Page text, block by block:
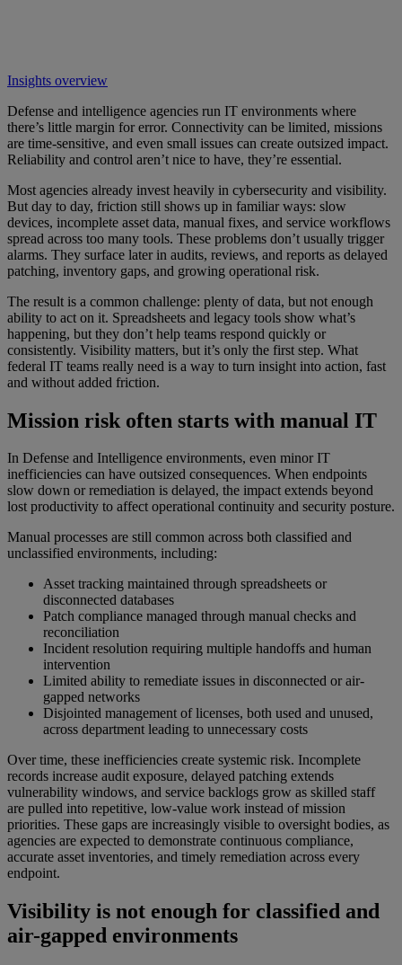
Insights overview
Defense and intelligence agencies run IT environments where
there’s little margin for error. Connectivity can be limited, missions
are time-sensitive, and even small issues can create outsized impact.
Reliability and control aren’t nice to have, they’re essential.
Most agencies already invest heavily in cybersecurity and visibility.
But day to day, friction still shows up in familiar ways: slow
devices, incomplete asset data, manual fixes, and service workflows
spread across too many tools. These problems don’t usually trigger
alarms. They surface later in audits, reviews, and reports as delayed
patching, inventory gaps, and growing operational risk.
The result is a common challenge: plenty of data, but not enough
ability to act on it. Spreadsheets and legacy tools show what’s
happening, but they don’t help teams respond quickly or
consistently. Visibility matters, but it’s only the first step. What
federal IT teams really need is a way to turn insight into action, fast
and without added friction.
Mission risk often starts with manual IT
In Defense and Intelligence environments, even minor IT
inefficiencies can have outsized consequences. When endpoints
slow down or remediation is delayed, the impact extends beyond
lost productivity to affect operational continuity and security posture.
Manual processes are still common across both classified and
unclassified environments, including:
Asset tracking maintained through spreadsheets or
disconnected databases
Patch compliance managed through manual checks and
reconciliation
Incident resolution requiring multiple handoffs and human
intervention
Limited ability to remediate issues in disconnected or air-
gapped networks
Disjointed management of licenses, both used and unused,
across department leading to unnecessary costs
Over time, these inefficiencies create systemic risk. Incomplete
records increase audit exposure, delayed patching extends
vulnerability windows, and service backlogs grow as skilled staff
are pulled into repetitive, low-value work instead of mission
priorities. These gaps are increasingly visible to oversight bodies, as
agencies are expected to demonstrate continuous compliance,
accurate asset inventories, and timely remediation across every
endpoint.
Visibility is not enough for classified and
air-gapped environments